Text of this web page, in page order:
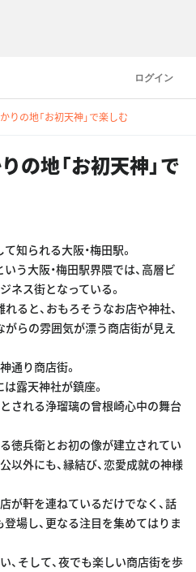
ログイン
りの地「お初天神」で楽しむ
の地「お初天神」で
知られる大阪・梅田駅。
う大阪・梅田駅界隈では、高層ビ
ネス街となっている。
ると、おもろそうなお店や神社、
がらの雰囲気が漂う商店街が見え
通り商店街。
露天神社が鎮座。
される浄瑠璃の曾根崎心中の舞台
徳兵衛とお初の像が建立されてい
以外にも、縁結び、恋愛成就の神様
が軒を連ねているだけでなく、話
場し、更なる注目を集めてはりま
、そして、夜でも楽しい商店街を歩